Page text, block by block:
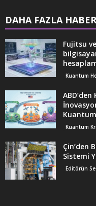
DAHA FAZLA HABER
Fujitsu
Kuantum
Kuantum
Çin’den
Sistemi
Editörün